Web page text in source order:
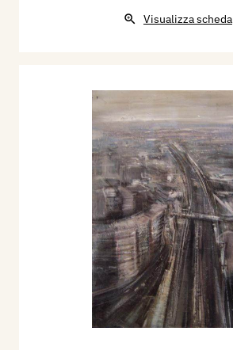
Visualizza scheda